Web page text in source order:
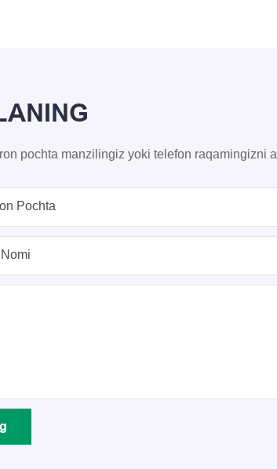
pochta manzilingiz yoki telefon raqamingizni
Pochta